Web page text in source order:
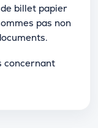
billet papier
pas non
concernant